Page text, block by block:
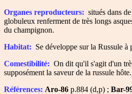
Organes reproducteurs: situés dans
globuleux renferment de très longs
du champignon.
Habitat: Se développe sur la Russule à
Comestibilité: On dit qu'il s'agit d'un
supposément la saveur de la russule hôte.
Références: Aro-86 p.884 (d,p) ; Bar-